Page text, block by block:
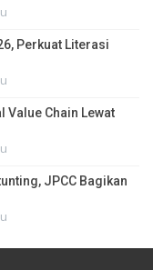
Perkuat Literasi
Value Chain Lewat
JPCC Bagikan